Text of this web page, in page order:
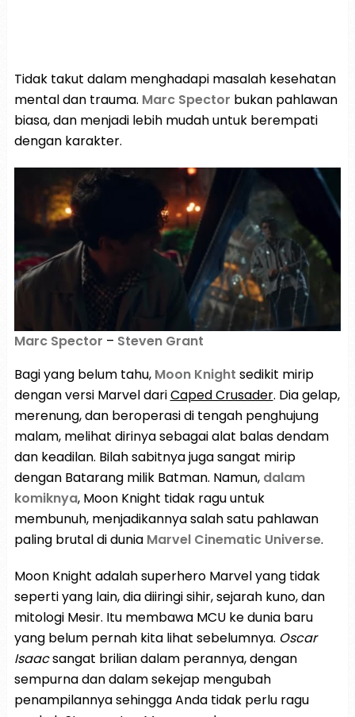
Tidak takut dalam menghadapi masalah kesehatan
mental dan trauma. Marc Spector bukan pahlawan
biasa, dan menjadi lebih mudah untuk berempati
dengan karakter.
Marc Spector – Steven Grant
Bagi yang belum tahu, Moon Knight sedikit mirip
dengan versi Marvel dariCaped Crusader. Dia gelap,
merenung, dan beroperasi di tengah penghujung
malam, melihat dirinya sebagai alat balas dendam
dan keadilan. Bilah sabitnya juga sangat mirip
dengan Batarang milik Batman. Namun, dalam
komiknya, Moon Knight tidak ragu untuk
membunuh, menjadikannya salah satu pahlawan
paling brutal di dunia Marvel Cinematic Universe.
Moon Knight adalah superhero Marvel yang tidak
seperti yang lain, dia diiringi sihir, sejarah kuno, dan
mitologi Mesir. Itu membawa MCU ke dunia baru
yang belum pernah kita lihat sebelumnya. Oscar
Isaacsangat brilian dalam perannya, dengan
sempurna dan dalam sekejap mengubah
penampilannya sehingga Anda tidak perlu ragu